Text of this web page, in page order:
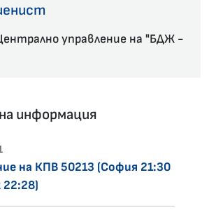
управление на "БДЖ -
информация
на КПВ 50213 (София 21:30